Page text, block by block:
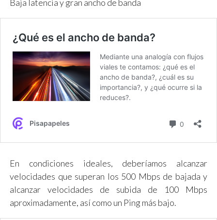
Baja latencia y gran ancho de banda
En condiciones ideales, deberíamos alcanzar
velocidades que superan los 500 Mbps de bajada y
alcanzar velocidades de subida de 100 Mbps
aproximadamente, así como un Ping más bajo.